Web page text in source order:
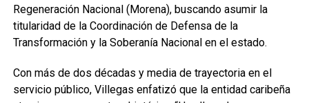
Regeneración Nacional (Morena), buscando asumir la
titularidad de la Coordinación de Defensa de la
Transformación y la Soberanía Nacional en el estado.
Con más de dos décadas y media de trayectoria en el
servicio público, Villegas enfatizó que la entidad caribeña